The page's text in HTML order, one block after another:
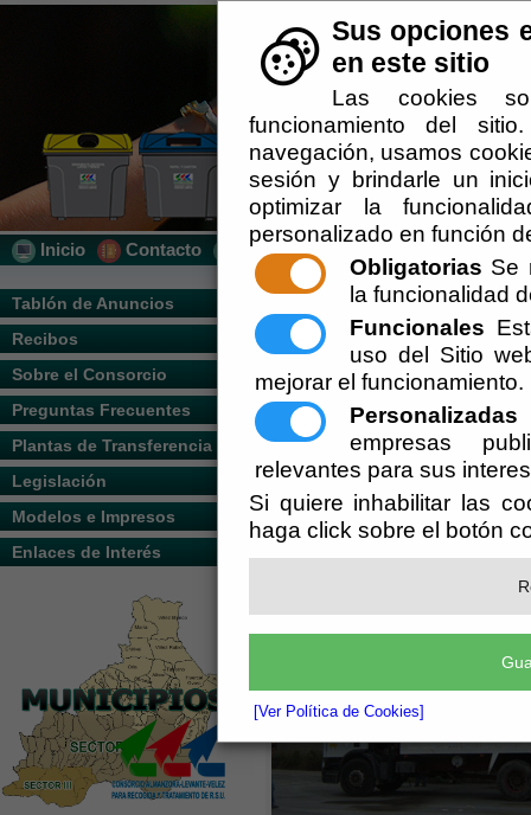
Sus opciones
en este sitio
Las cookies
funcionamiento del
navegación, usamos
sesión y brindarle un
optimizar la
personalizado en función
Obligatorias Se
la funcionalidad
Funcionales
uso del Sitio
mejorar el funcionamiento.
Personalizadas
empresas
relevantes para sus
Si quiere inhabilitar las
haga click sobre el botón
[Ver Política de Cookies]
Inicio Contacto Localización
Tablón de Anuncios
Recibos
Sobre el Consorcio
Preguntas Frecuentes
Plantas de Transferencia
Legislación
Modelos e Impresos
Enlaces de Interés
Usted se encuentra aquí:Inicio //
Escuchar
Descripción del Servicio.